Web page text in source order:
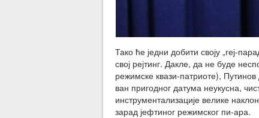
Тако ће једни добити своју „геј-
свој рејтинг. Дакле, да не буде
режимске квази-патриоте),
ван пригодног датума неукусна,
инструментализације велике
зарад јефтиног режимског пи-ара.